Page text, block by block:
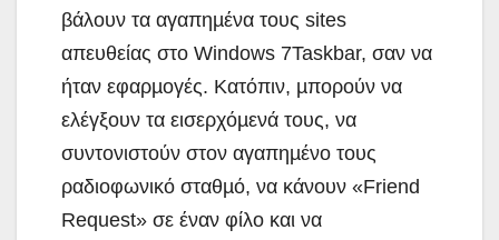
βάλουν τα αγαπηµένα τους sites
απευθείας στο Windows 7Taskbar, σαν να
ήταν εφαρµογές. Κατόπιν, µπορούν να
ελέγξουν τα εισερχόµενά τους, να
συντονιστούν στον αγαπηµένο τους
ραδιοφωνικό σταθµό, να κάνουν «Friend
Request» σε έναν φίλο και να